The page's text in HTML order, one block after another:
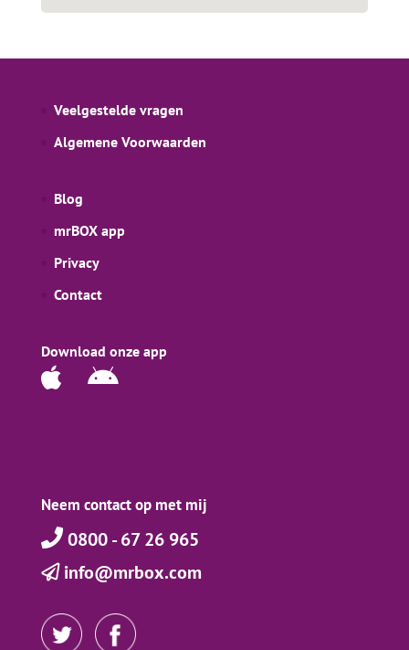
Veelgestelde vragen
Algemene Voorwaarden
Blog
mrBOX app
Privacy
Contact
Download onze app
Neem contact op met mij
0800 - 67 26 965
info@mrbox.com